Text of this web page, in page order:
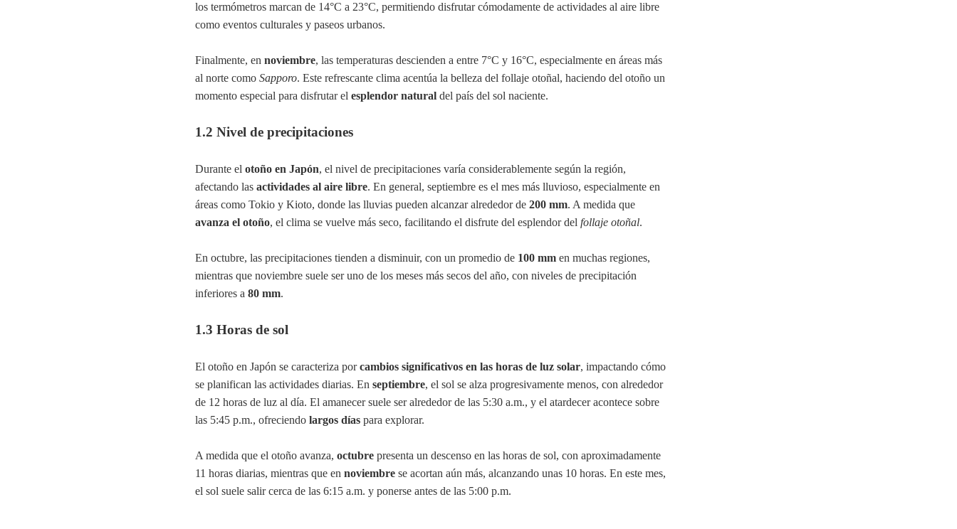
los termómetros marcan de 14°C a 23°C, permitiendo disfrutar cómodamente de actividades al aire libre
como eventos culturales y paseos urbanos.
Finalmente, en noviembre, las temperaturas descienden a entre 7°C y 16°C, especialmente en áreas más
al norte como Sapporo. Este refrescante clima acentúa la belleza del follaje otoñal, haciendo del otoño un
momento especial para disfrutar el esplendor natural del país del sol naciente.
1.2 Nivel de precipitaciones
Durante el otoño en Japón, el nivel de precipitaciones varía considerablemente según la región,
afectando las actividades al aire libre. En general, septiembre es el mes más lluvioso, especialmente en
áreas como Tokio y Kioto, donde las lluvias pueden alcanzar alrededor de 200 mm. A medida que
avanza el otoño, el clima se vuelve más seco, facilitando el disfrute del esplendor del follaje otoñal.
En octubre, las precipitaciones tienden a disminuir, con un promedio de 100 mm en muchas regiones,
mientras que noviembre suele ser uno de los meses más secos del año, con niveles de precipitación
inferiores a 80 mm.
1.3 Horas de sol
El otoño en Japón se caracteriza porcambios significativos en las horas de luz solar, impactando cómo
se planifican las actividades diarias. En septiembre, el sol se alza progresivamente menos, con alrededor
de 12 horas de luz al día. El amanecer suele ser alrededor de las 5:30 a.m., y el atardecer acontece sobre
las 5:45 p.m., ofreciendo largos días para explorar.
A medida que el otoño avanza, octubre presenta un descenso en las horas de sol, con aproximadamente
11 horas diarias, mientras que en noviembre se acortan aún más, alcanzando unas 10 horas. En este mes,
el sol suele salir cerca de las 6:15 a.m. y ponerse antes de las 5:00 p.m.